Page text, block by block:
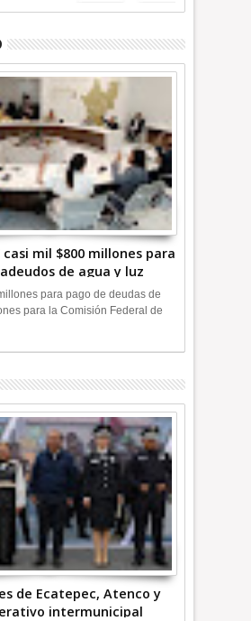
casi mil $800 millones para
de agua y luz
para pago de deudas de
para la Comisión Federal de
de Ecatepec, Atenco y
intermunicipal